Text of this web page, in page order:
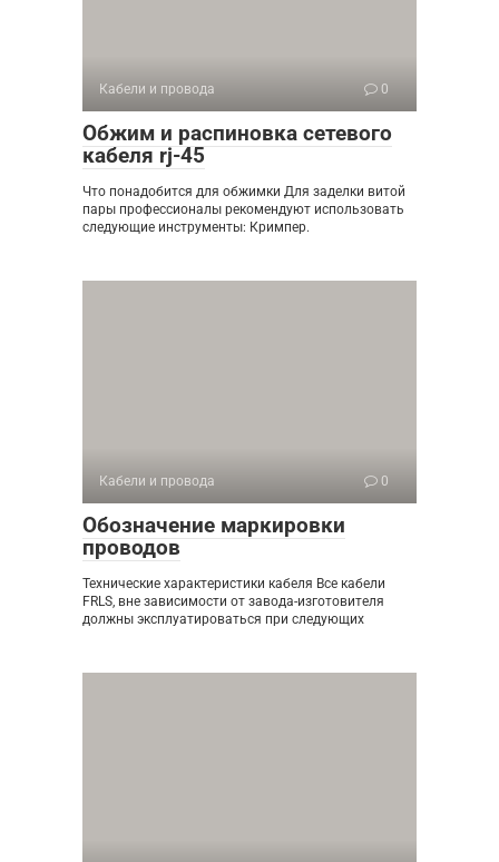
Кабели и провода 0
Обжим и распиновка сетевого
кабеля rj-45
Что понадобится для обжимки Для заделки витой
пары профессионалы рекомендуют использовать
следующие инструменты: Кримпер.
Кабели и провода 0
Обозначение маркировки
проводов
Технические характеристики кабеля Все кабели
FRLS, вне зависимости от завода-изготовителя
должны эксплуатироваться при следующих